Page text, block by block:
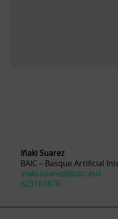
Iñaki Suarez
BAIC – Basque Artificial
inaki.suarez@baic.eus
623161876